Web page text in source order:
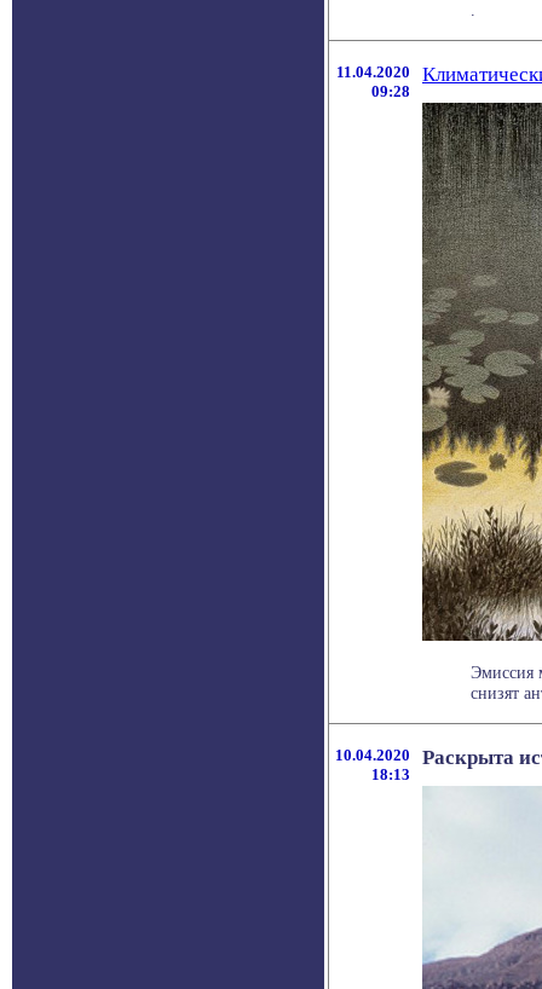
11.04.2020
09:28
Эмиссия
снизят
10.04.2020
18:13
Раскрыта